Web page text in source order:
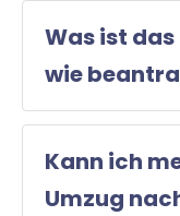
Was ist
wie
Kann ich
Umzug